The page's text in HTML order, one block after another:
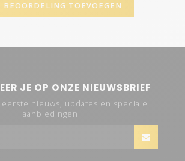
BEOORDELING TOEVOEGEN
JE OP ONZE NIEUWSBRIEF
eerste nieuws, updates en speciale
aanbiedingen